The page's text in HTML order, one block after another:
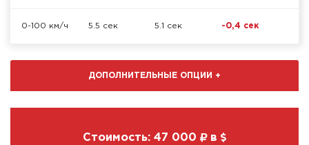
0-100 км/ч 5.5 сек 5.1 сек -0,4 сек
ДОПОЛНИТЕЛЬНЫЕ ОПЦИИ +
Стоимость: 47 000 в